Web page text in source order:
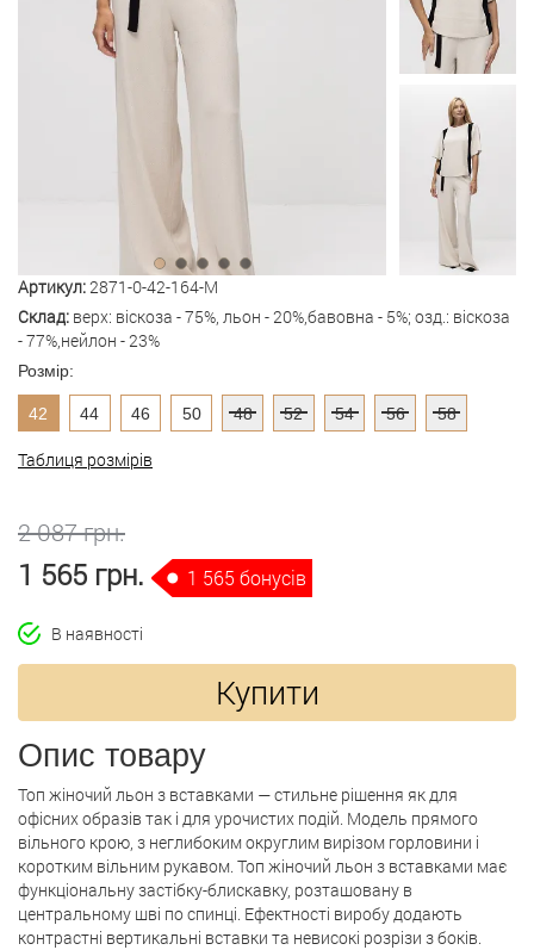
Артикул:2871-0-42-164-M
Склад: верх: віскоза - 75%, льон - 20%,бавовна - 5%; озд.: віскоза
- 77%,нейлон - 23%
Розмір:
42 44 46 50 48 52 54 56 58
Таблиця розмірів
2 087 грн.
1 565 грн. 1 565 бонусів
В наявності
Купити
Опис товару
Топ жіночий льон з вставками — стильне рішення як для
офісних образів так і для урочистих подій. Модель прямого
вільного крою, з неглибоким округлим вирізом горловини і
коротким вільним рукавом. Топ жіночий льон з вставками має
функціональну застібку-блискавку, розташовану в
центральному шві по спинці. Ефектності виробу додають
контрастні вертикальні вставки та невисокі розрізи з боків.